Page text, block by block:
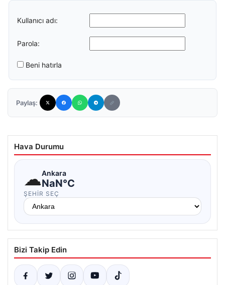
Kullanıcı adı:
Parola:
Beni hatırla
Paylaş:
Hava Durumu
☁Ankara
NaN°C
ŞEHIR SEÇ
Bizi Takip Edin